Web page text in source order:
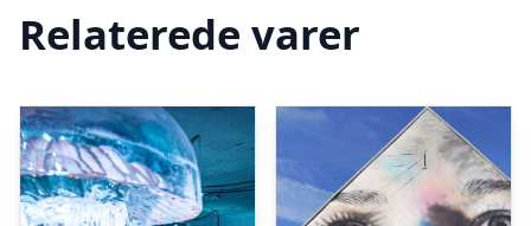
Relaterede varer